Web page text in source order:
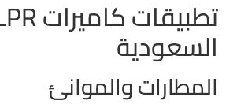
السعودية
المطارات والموانئ